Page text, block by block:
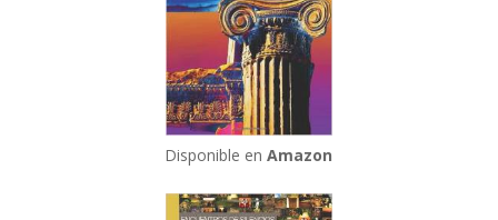
Disponible enAmazon